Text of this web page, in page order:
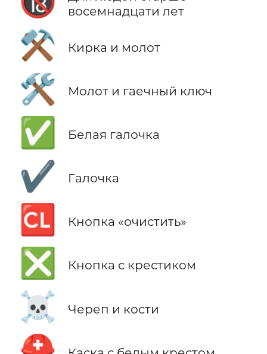
восемнадцати лет
⚒️ Кирка и молот
🛠️ Молот и гаечный ключ
✅ Белая галочка
✔️ Галочка
🆑 Кнопка «очистить»
❎ Кнопка с крестиком
☠️ Череп и кости